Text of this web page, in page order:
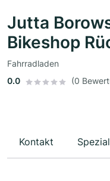
Jutta
Bikeshop
Fahrradladen
0.0
(0
Kontakt